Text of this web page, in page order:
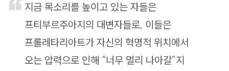
지금 목소리를 높이고 있는 자들은
프티부르주아지의 대변자들로, 이들은
프롤레타리아트가 자신의 혁명적 위치에서
오는 압력으로 인해 “너무 멀리 나아갈”지